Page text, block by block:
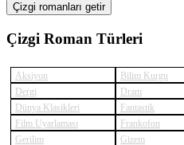
Çizgi romanları getir
Çizgi Roman Türleri
Aksiyon Bilim Kurgu
Dergi
Dram
Dünya Klasikleri
Fantastik
Film Uyarlaması
Frankofon
Gerilim
Gizem